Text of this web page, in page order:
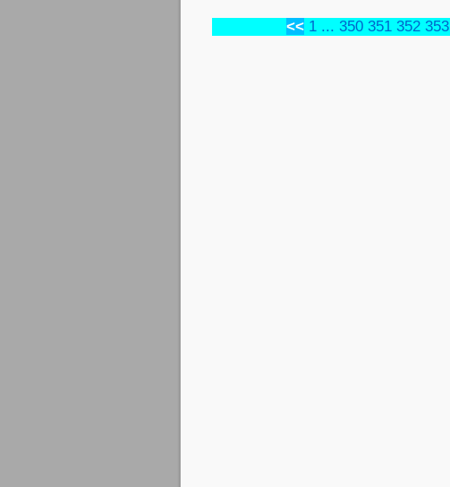
<< 1 ... 350 351 352 353